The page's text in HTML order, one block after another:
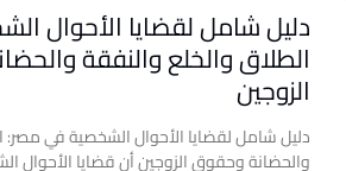
دليل شامل لقضايا الأحوال
الطلاق والخلع والنفقة
الزوجين
دليل شامل لقضايا الأحوال الشخصية في مصر:
والحضانة وحقوق الزوجين أن قضايا الأحوال